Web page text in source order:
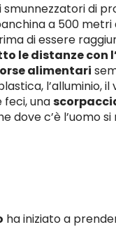
smunnezzatori di
a 500 metri
di essere
le distanze con
alimentari
l’alluminio,
una
dove c’è l’uomo
ha iniziato a